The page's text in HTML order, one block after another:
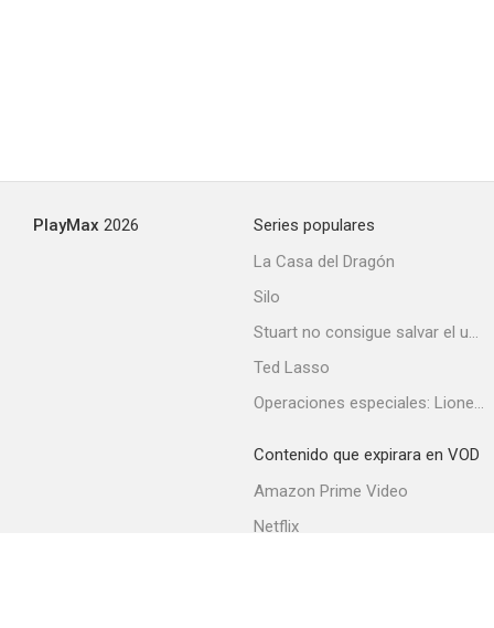
PlayMax 2026
Series populares
La Casa del Dragón
Silo
Stuart no consigue salvar el universo
Ted Lasso
Operaciones especiales: Lioness
Contenido que expirara en VOD
Amazon Prime Video
Netflix